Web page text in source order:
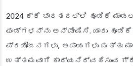
2024 ಕ್ಕೆ ಭಾರತದಲ್ಲಿ ಹೂಡಿಕೆ
ಫಂಡ್‌ಗಳನ್ನು ಅನ್ವೇಷಿಸಿ. ಯಾರು ಹೂಡಿಕೆ
ಪ್ರಯೋಜನಗಳು, ಅಪಾಯಗಳು ಮತ್ತು
ಉತ್ತಮವಾಗಿ ಕಾರ್ಯನಿರ್ವಹಿಸುವ